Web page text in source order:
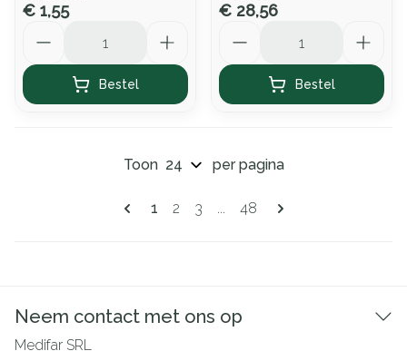
€ 1,55
Bestel
€ 28,56
Bestel
Pagina's
U lees momenteel pagina
1 Pagina
2 Pagina
3 ... Pagina
48
Toon per pagina
Neem contact met ons op
Medifar SRL